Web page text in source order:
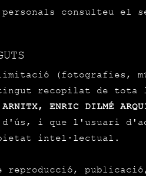
consulteu el
(fotografies,
recopilat de
ARNITX, ENRIC DILMÉ
i que l'usuari
intel·lectual.